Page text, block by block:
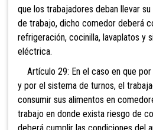
que los trabajadores deban llevar
de trabajo, dicho comedor deberá
refrigeración, cocinilla, lavaplatos y
eléctrica.
Artículo 29: En el caso en que por
y por el sistema de turnos, el
consumir sus alimentos en
trabajo en donde exista riesgo de
deberá cumplir las condiciones del